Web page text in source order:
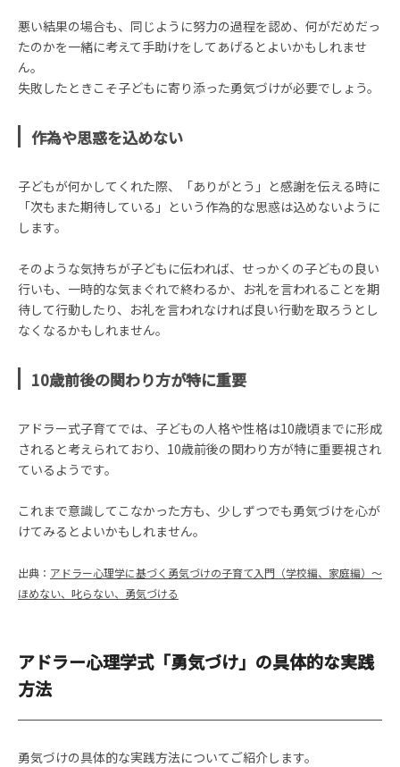
悪い結果の場合も、同じように努力の過程を認め、何がだめだっ
たのかを一緒に考えて手助けをしてあげるとよいかもしれませ
ん。
失敗したときこそ子どもに寄り添った勇気づけが必要でしょう。
作為や思惑を込めない
子どもが何かしてくれた際、「ありがとう」と感謝を伝える時に
「次もまた期待している」という作為的な思惑は込めないように
します。
そのような気持ちが子どもに伝われば、せっかくの子どもの良い
行いも、一時的な気まぐれで終わるか、お礼を言われることを期
待して行動したり、お礼を言われなければ良い行動を取ろうとし
なくなるかもしれません。
10歳前後の関わり方が特に重要
アドラー式子育てでは、子どもの人格や性格は10歳頃までに形成
されると考えられており、10歳前後の関わり方が特に重要視され
ているようです。
これまで意識してこなかった方も、少しずつでも勇気づけを心が
けてみるとよいかもしれません。
出典： アドラー心理学に基づく勇気づけの子育て入門（学校編、家庭編）～
ほめない、叱らない、勇気づける
アドラー心理学式「勇気づけ」の具体的な実践
方法
勇気づけの具体的な実践方法についてご紹介します。